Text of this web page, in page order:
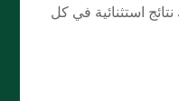
استثنائية في كل